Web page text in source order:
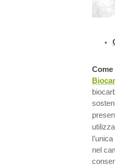
nel